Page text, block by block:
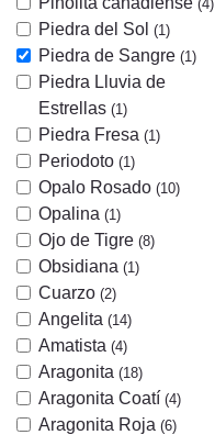
(4)
Piedra del Sol (1)
Piedra de Sangre (1)
Piedra Lluvia de
Estrellas (1)
Piedra Fresa (1)
Periodoto (1)
Opalo Rosado (10)
Opalina (1)
Ojo de Tigre (8)
Obsidiana (1)
Cuarzo (2)
Angelita (14)
Amatista (4)
Aragonita (18)
Aragonita Coatí (4)
Aragonita Roja (6)